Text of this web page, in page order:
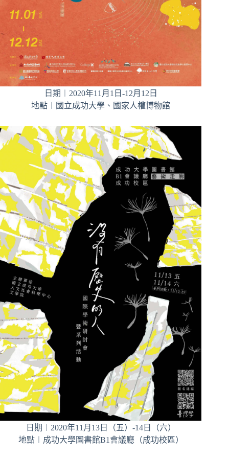
日期︱2020年11月1日-12月12日
地點︱國立成功大學、國家人權博物館
日期︱2020年11月13日（五）-14日（六）
地點︱成功大學圖書館B1會議廳（成功校區）